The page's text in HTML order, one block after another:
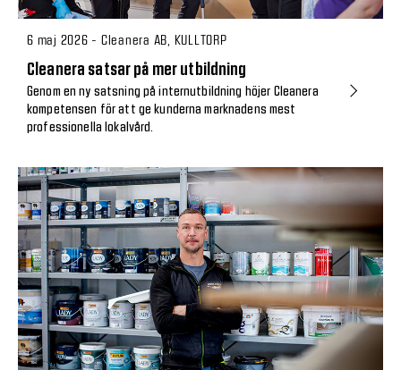
6 maj 2026 - Cleanera AB, KULLTORP
Cleanera satsar på mer utbildning
Genom en ny satsning på internutbildning höjer Cleanera
kompetensen för att ge kunderna marknadens mest
professionella lokalvård.